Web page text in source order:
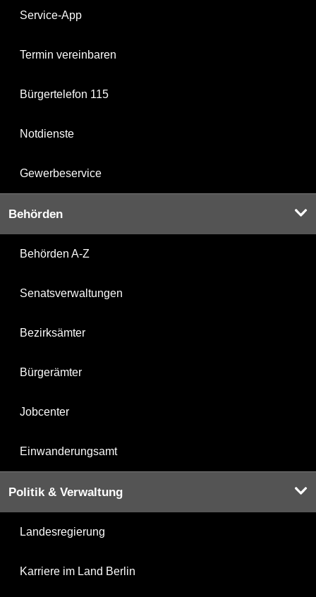
Service-App
Termin vereinbaren
Bürgertelefon 115
Notdienste
Gewerbeservice
Behörden
Behörden A-Z
Senatsverwaltungen
Bezirksämter
Bürgerämter
Jobcenter
Einwanderungsamt
Politik & Verwaltung
Landesregierung
Karriere im Land Berlin